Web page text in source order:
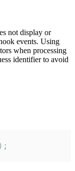
not display or
events. Using
when processing
identifier to avoid